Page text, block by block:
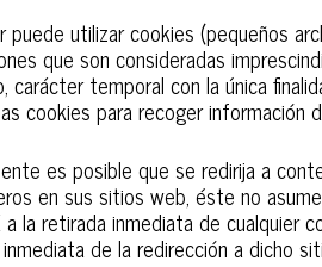
utilizar cookies (pequeños
que son consideradas
temporal con la única
cookies para recoger información
es posible que se redirija a
en sus sitios web, éste no
la retirada inmediata de cualquier
de la redirección a dicho